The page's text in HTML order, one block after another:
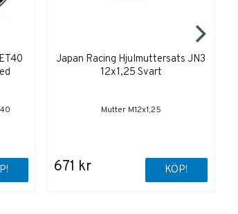
Japan Racing Hjulmuttersats JN3
12x1,25 Svart
Mutter M12x1,25
671 kr KÖP!